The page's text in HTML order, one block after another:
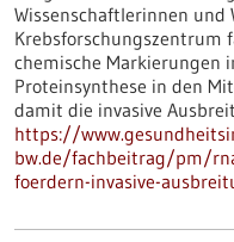
Wissenschaftlerinnen und
Krebsforschungszentrum
chemische Markierungen
Proteinsynthese in den
damit die invasive
https://
bw.de/fachbeitrag/pm/
foerdern-invasive-